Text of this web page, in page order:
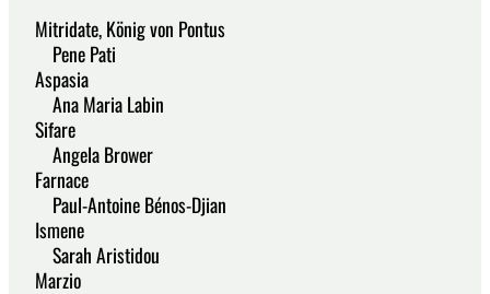
Mitridate, König von Pontus
Pene Pati
Aspasia
Ana Maria Labin
Sifare
Angela Brower
Farnace
Paul-Antoine Bénos-Djian
Ismene
Sarah Aristidou
Marzio